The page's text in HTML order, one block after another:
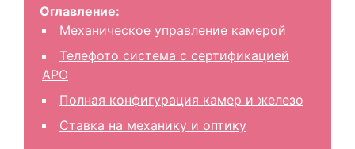
Оглавление:
Механическое управление камерой
Телефото система с сертификацией
APO
Полная конфигурация камер и железо
Ставка на механику и оптику